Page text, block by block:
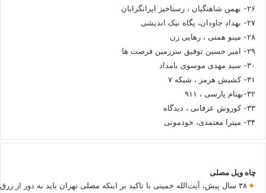
۲۶- بهمن شاهنگیان ، رستاخیز ایرانگرایان
۲۷- بهداد جاودان، پگاه نیک اندیشی
۲۸- مینو همتی ، رهایی زن
۲۹- امیر حسین توفیق سرزمین فرصت ها
۳۰- سید مهدی موسوی بامداد
۳۱- کشیش هرمز ، شبکه ۷
۳۲-بهنام پارسی ، ۹۱۱
۳۳- کوروش عرفانی ، دیدگاه
۳۴- میترا معتمدی، خودمونی
چاه ویل مصلی
۳۸ سال پیش، آیت‌الله خمینی با تاکید بر اینکه مصلی تهران باید به دور از